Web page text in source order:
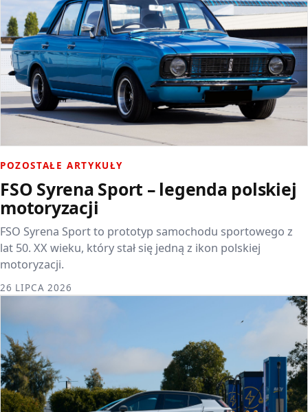
POZOSTAŁE ARTYKUŁY
FSO Syrena Sport – legenda polskiej
motoryzacji
FSO Syrena Sport to prototyp samochodu sportowego z
lat 50. XX wieku, który stał się jedną z ikon polskiej
motoryzacji.
26 LIPCA 2026